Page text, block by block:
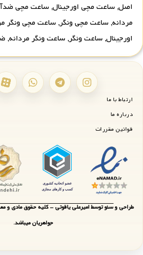
اصل, ساعت مچی اورجینال, ساعت مچی
مردانه, ساعت مچی ونگر, ساعت مچی ونگر
اورجینال, ساعت ونگر, ساعت ونگر مردانه,
ارتباط با ما
درباره ما
قوانین مقررات
طراحی و سئو توسط امیرعلی یاقوتی - کلیه حقوق مادی و
جواهریان میباشد.